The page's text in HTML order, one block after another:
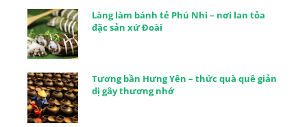
Làng làm bánh tẻ Phú Nhi – nơi lan tỏa
đặc sản xứ Đoài
Tương bần Hưng Yên – thức quà quê giản
dị gây thương nhớ